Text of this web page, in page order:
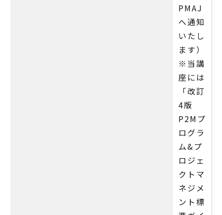
PMAJ
へ通知
いたし
ます）
※当講
座には
「改訂
4版
P2Mプ
ログラ
ム&プ
ロジェ
クトマ
ネジメ
ント標